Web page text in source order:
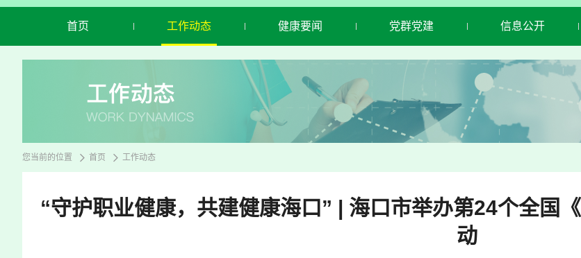
人
使
首页 工作动态 健康要闻 党群党建 信息公开
您当前的位置 首页 工作动态
“守护职业健康，共建健康海口” | 海口市举办第24个全国
动